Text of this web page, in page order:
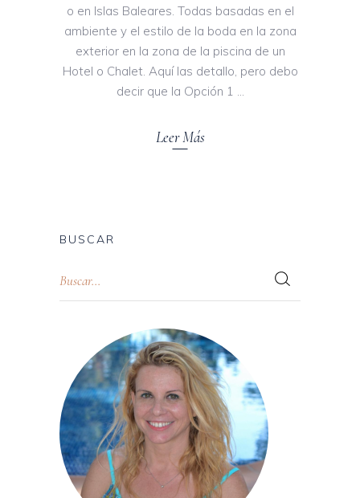
o en Islas Baleares. Todas basadas en el
ambiente y el estilo de la boda en la zona
exterior en la zona de la piscina de un
Hotel o Chalet. Aquí las detallo, pero debo
decir que la Opción 1
Leer Más
BUSCAR